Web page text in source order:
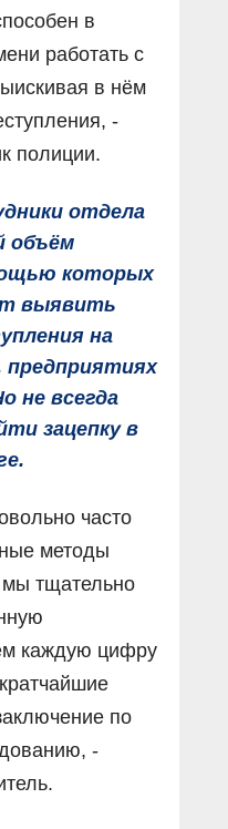
в
работать с
в нём
-
полиции.
отдела
объём
которых
выявить
на
предприятиях
не всегда
зацепку в
часто
методы
мы тщательно
каждую цифру
по
-